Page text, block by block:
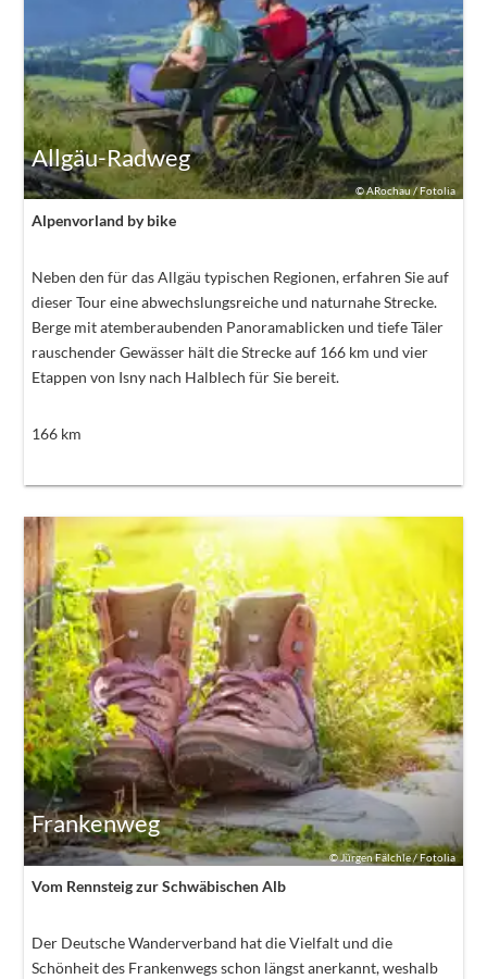
©ARochau / Fotolia
Allgäu-Radweg
Alpenvorland by bike
Neben den für das Allgäu typischen Regionen, erfahren Sie auf
dieser Tour eine abwechslungsreiche und naturnahe Strecke.
Berge mit atemberaubenden Panoramablicken und tiefe Täler
rauschender Gewässer hält die Strecke auf 166 km und vier
Etappen von Isny nach Halblech für Sie bereit.
166km
©Jürgen Fälchle / Fotolia
Frankenweg
Vom Rennsteig zur Schwäbischen Alb
Der Deutsche Wanderverband hat die Vielfalt und die
Schönheit des Frankenwegs schon längst anerkannt, weshalb